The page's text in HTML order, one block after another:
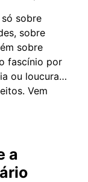
sobre
sobre
sobre
fascínio por
ou loucura…
Vem
a